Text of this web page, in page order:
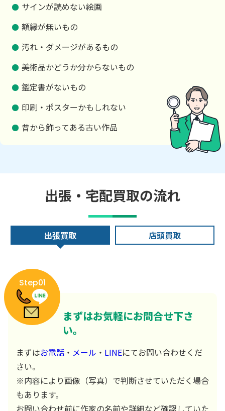
サインが読めない絵画
額縁が無いもの
汚れ・ダメージがあるもの
美術品かどうか分からないもの
鑑定書がないもの
印刷・ポスターかもしれない
昔から飾ってある古い作品
出張・宅配買取の流れ
出張買取 店頭買取
Step01
まずはお気軽にお問合せ下さ
い。
まずはお電話 ・ メール ・ LINEにてお問い合わせくだ
さい。
※内容により画像（写真）で判断させていただく場合
もあります。
お問い合わせ前に作家の名前や詳細など確認していた